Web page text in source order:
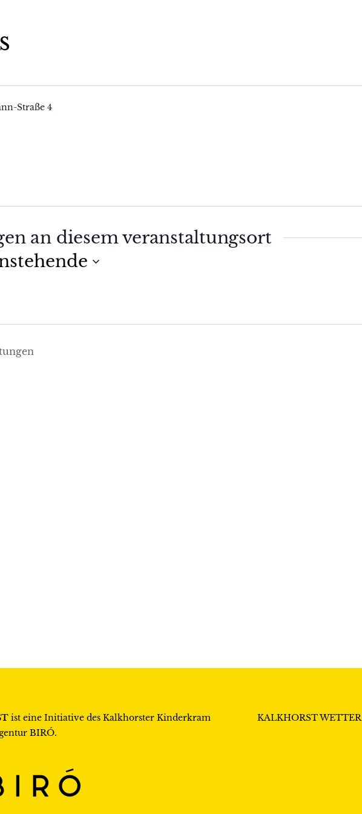
Straße 4
an diesem veranstaltungsort
ist eine Initiative des Kalkhorster Kinderkram
BIRÓ.
KALKHORST WETTER